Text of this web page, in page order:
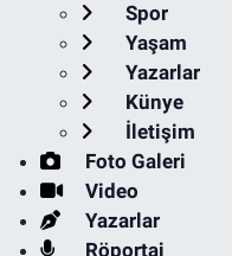
Spor
Yaşam
Yazarlar
Künye
İletişim
Foto Galeri
Video
Yazarlar
Röportaj